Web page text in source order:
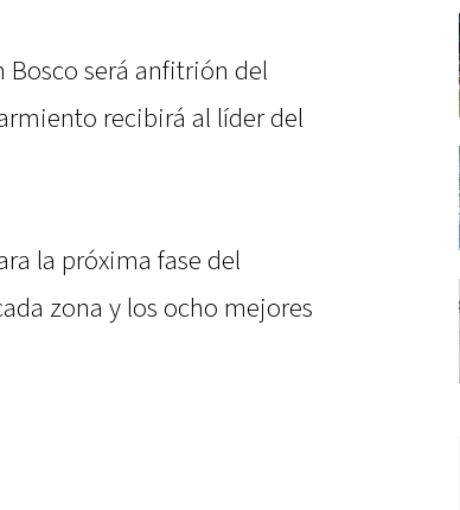
Bosco será anfitrión del
recibirá al líder del
la próxima fase del
zona y los ocho mejores